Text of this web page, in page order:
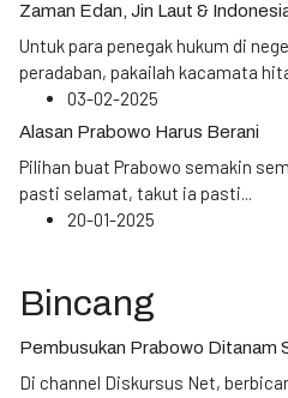
Zaman Edan, Jin Laut &
Untuk para penegak hukum di
peradaban, pakailah kacamata
03-02-2025
Alasan Prabowo Harus Berani
Pilihan buat Prabowo semakin
pasti selamat, takut ia pasti...
20-01-2025
Bincang
Pembusukan Prabowo Ditanam
Di channel Diskursus Net,